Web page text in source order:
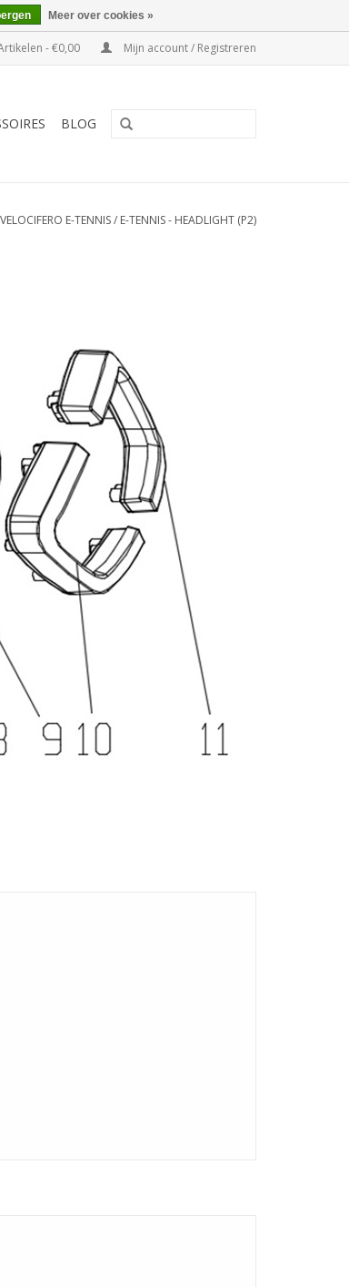
- €0,00 Mijn account / Registreren
BLOG
VELOCIFERO E-TENNIS/ E-TENNIS - HEADLIGHT (P2)
Meer over cookies »